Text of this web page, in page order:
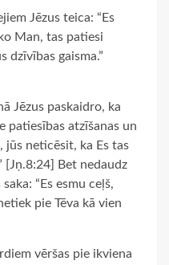
Jēzus teica: “Es
Man, tas patiesi
dzīvības gaisma.”
Jēzus paskaidro, ka
patiesības atzīšanas un
jūs neticēsit, ka Es tas
[Jņ.8:24] Bet nedaudz
“Es esmu ceļš,
pie Tēva kā vien
vēršas pie ikviena